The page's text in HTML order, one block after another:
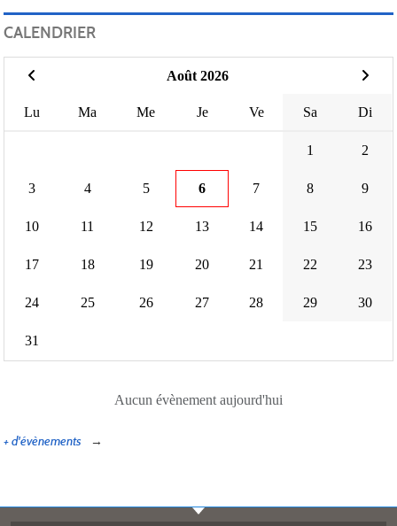
CALENDRIER
Août 2026
Lu Ma Me Je Ve Sa Di
1 2
3 4 5 6 7 8 9
10 11 12 13 14 15 16
17 18 19 20 21 22 23
24 25 26 27 28 29 30
31
Aucun évènement aujourd'hui
+ d'évènements